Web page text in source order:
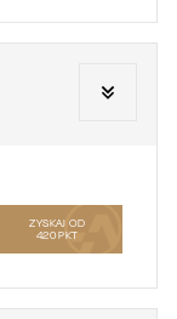
ZYSKAJ OD
420PKT